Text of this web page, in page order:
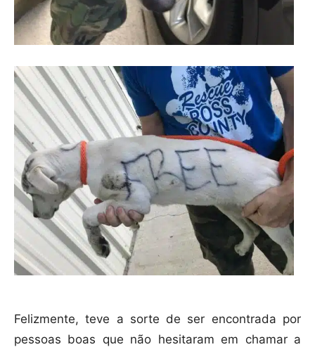
Felizmente, teve a sorte de ser encontrada por
pessoas boas que não hesitaram em chamar a